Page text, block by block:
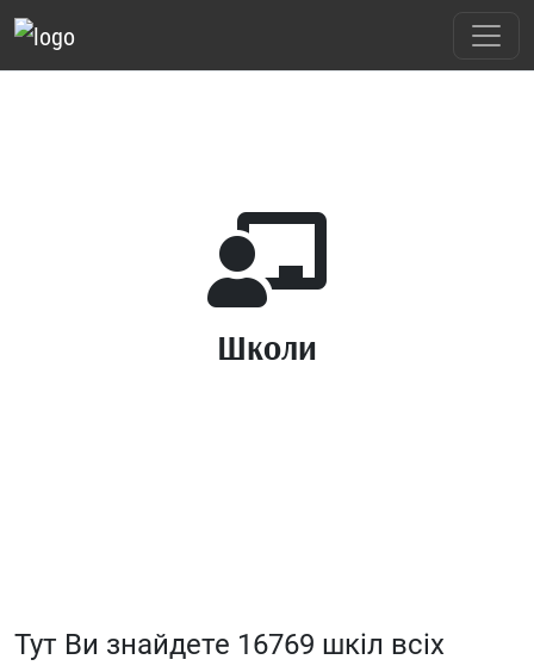
Школи
Тут Ви знайдете 16769 шкіл всіх